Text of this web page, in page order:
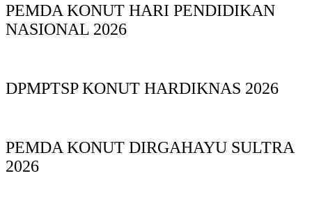
PEMDA KONUT HARI PENDIDIKAN
NASIONAL 2026
DPMPTSP KONUT HARDIKNAS 2026
PEMDA KONUT DIRGAHAYU SULTRA
2026